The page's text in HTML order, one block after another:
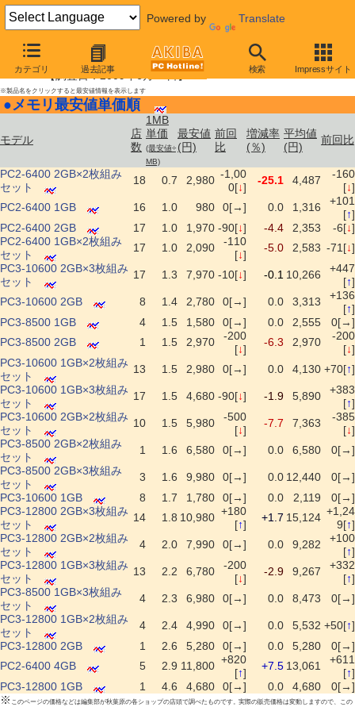
Powered by Translate
カテゴリ 過去記事 検索 Impressサイト
メモリ最安値情報・単価順
【調査日：2009年6月27日】
※製品名をクリックすると最安値情報を表示します
●メモリ最安値単価順
モデル
店
数
1MB
単価
(最安値÷
MB)
最安値
(円)
前回
比
増減率
(％)
平均値
(円)
前回比
PC2-6400 2GB×2枚組み
セット
18 0.7 2,980 -1,00
0[↓]
-25.1 4,487
-160
[↓]
PC2-6400 1GB
16 1.0 980 0[→] 0.0 1,316
+101
[↑]
PC2-6400 2GB
17 1.0 1,970 -90[↓] -4.4 2,353 -6[↓]
PC2-6400 1GB×2枚組み
セット
17 1.0 2,090
-110
[↓]
-5.0 2,583 -71[↓]
PC3-10600 2GB×3枚組み
セット
17 1.3 7,970 -10[↓] -0.1 10,266
+447
[↑]
PC3-10600 2GB
8 1.4 2,780 0[→] 0.0 3,313
+136
[↑]
PC3-8500 1GB
4 1.5 1,580 0[→] 0.0 2,555
0[→]
PC3-8500 2GB
1 1.5 2,970
-200
[↓]
-6.3 2,970
-200
[↓]
PC3-10600 1GB×2枚組み
セット
13 1.5 2,980 0[→] 0.0 4,130 +70[↑]
PC3-10600 1GB×3枚組み
セット
17 1.5 4,680 -90[↓] -1.9 5,890
+383
[↑]
PC3-10600 2GB×2枚組み
セット
10 1.5 5,980
-500
[↓]
-7.7 7,363
-385
[↓]
PC3-8500 2GB×2枚組み
セット
1 1.6 6,580 0[→] 0.0 6,580
0[→]
PC3-8500 2GB×3枚組み
セット
3 1.6 9,980 0[→] 0.0 12,440
0[→]
PC3-10600 1GB
8 1.7 1,780 0[→] 0.0 2,119
0[→]
PC3-12800 2GB×3枚組み
セット
14 1.8 10,980 +180
[↑]
+1.7 15,124 +1,24
9[↑]
PC3-12800 2GB×2枚組み
セット
4 2.0 7,990 0[→] 0.0 9,282
+100
[↑]
PC3-12800 1GB×3枚組み
セット
13 2.2 6,780
-200
[↓]
-2.9 9,267
+332
[↑]
PC3-8500 1GB×3枚組み
セット
4 2.3 6,980 0[→] 0.0 8,473
0[→]
PC3-12800 1GB×2枚組み
セット
4 2.4 4,990 0[→] 0.0 5,532 +50[↑]
PC3-12800 2GB
1 2.6 5,280 0[→] 0.0 5,280
0[→]
PC2-6400 4GB
5 2.9 11,800 +820
[↑]
+7.5 13,061
+611
[↑]
PC3-12800 1GB
1 4.6 4,680 0[→] 0.0 4,680
0[→]
※ このページの価格などは編集部が秋葉原の各ショップの店頭で調べたものです。実際の販売価格は変動しますので、この